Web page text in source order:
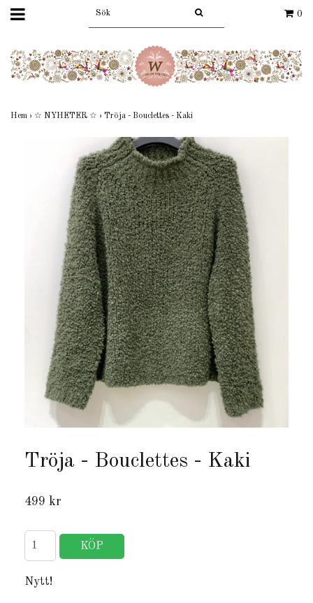
0
Hem › ☆ NYHETER ☆ › Tröja - Bouclettes - Kaki
Tröja - Bouclettes - Kaki
499 kr
Nytt!